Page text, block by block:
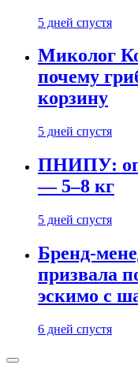
5 дней спустя
Миколог
почему
корзину
5 дней спустя
ПНИПУ:
— 5–8 кг
5 дней спустя
Бренд-
призвала
эскимо с
6 дней спустя